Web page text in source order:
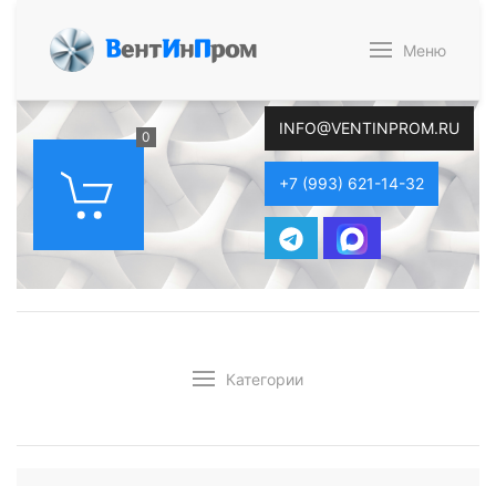
ВентИнПром Меню
0 INFO@VENTINPROM.RU
+7 (993) 621-14-32
Категории